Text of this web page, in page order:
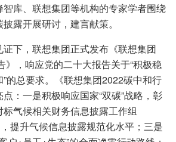
库、联想集团等机构的专家学者围绕
露开展研讨，建言献策。
下，联想集团正式发布《联想集团
》，响应党的二十大报告关于“积极稳
的总要求。《联想集团2022碳中和行
：一是积极响应国家“双碳”战略，彰
气候相关财务信息披露工作组
，提升气候信息披露规范化水平；三是